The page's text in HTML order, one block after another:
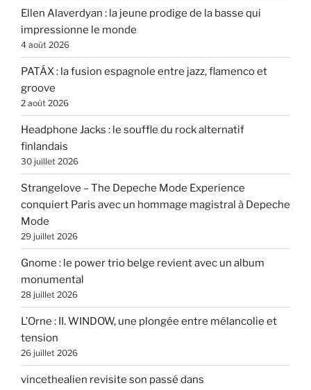
Ellen Alaverdyan : la jeune prodige de la basse qui
impressionne le monde
4 août 2026
PATÁX : la fusion espagnole entre jazz, flamenco et
groove
2 août 2026
Headphone Jacks : le souffle du rock alternatif
finlandais
30 juillet 2026
Strangelove – The Depeche Mode Experience
conquiert Paris avec un hommage magistral à Depeche
Mode
29 juillet 2026
Gnome : le power trio belge revient avec un album
monumental
28 juillet 2026
L’Orne : II. WINDOW, une plongée entre mélancolie et
tension
26 juillet 2026
vincethealien revisite son passé dans